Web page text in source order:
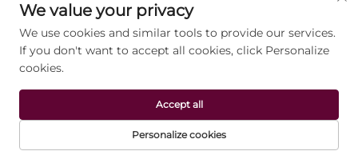
+86-13911459627
[email protected]
Avtorske pravice © 2026 beijing Jontelaser Technology CO.,LTD. Vse
pravice pridržane. Pravilnik o zasebnosti
We value your privacy
We use cookies and similar tools to provide our services.
If you don't want to accept all cookies, click Personalize
cookies.
Personalize cookies
Accept all